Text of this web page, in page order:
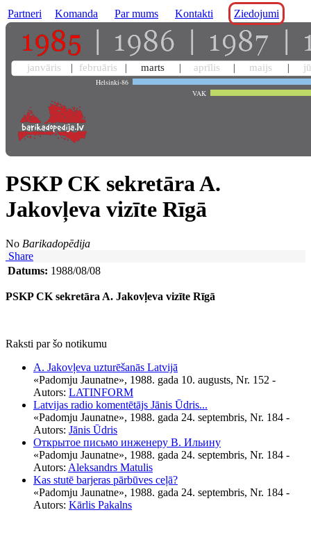
Partneri Komanda Par mums Kontakti Ziedojumi
janvāris februāris marts aprīlis maijs
Helsinki-86
VAK
PSKP CK sekretāra A.
Jakovļeva vizīte Rīgā
No Barikadopēdija
Share
Datums: 1988/08/08
PSKP CK sekretāra A. Jakovļeva vizīte Rīgā
Raksti par šo notikumu
A. Jakovļeva uzturēšanās Latvijā
«Padomju Jaunatne», 1988. gada 10. augusts, Nr. 152 -
Autors: LATINFORM
Latvijas radio komentētājs Jānis Ūdris...
«Padomju Jaunatne», 1988. gada 24. septembris, Nr. 184 -
Autors: Jānis Ūdris
Открытое письмо инженеру В. Ильину
«Padomju Jaunatne», 1988. gada 24. septembris, Nr. 184 -
Autors: Aleksandrs Matulis
Kas stutē barjeras pārbūves ceļā?
«Padomju Jaunatne», 1988. gada 24. septembris, Nr. 184 -
Autors: Kārlis Pakalns